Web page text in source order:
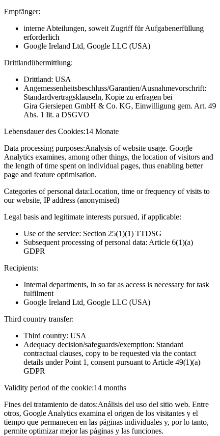
Empfänger:
interne Abteilungen, soweit Zugriff für Aufgabenerfüllung
erforderlich
Google Ireland Ltd, Google LLC (USA)
Drittlandübermittlung:
Drittland: USA
Angemessenheitsbeschluss/Garantien/Ausnahmevorschrift:
Standardvertragsklauseln, Kopie zu erfragen bei
Gira Giersiepen GmbH & Co. KG, Einwilligung gem. Art. 49
Abs. 1 lit. a DSGVO
Lebensdauer des Cookies:14 Monate
Data processing purposes:Analysis of website usage. Google
Analytics examines, among other things, the location of visitors and
the length of time spent on individual pages, thus enabling better
page and feature optimisation.
Categories of personal data:Location, time or frequency of visits to
our website, IP address (anonymised)
Legal basis and legitimate interests pursued, if applicable:
Use of the service: Section 25(1)(1) TTDSG
Subsequent processing of personal data: Article 6(1)(a)
GDPR
Recipients:
Internal departments, in so far as access is necessary for task
fulfilment
Google Ireland Ltd, Google LLC (USA)
Third country transfer:
Third country: USA
Adequacy decision/safeguards/exemption: Standard
contractual clauses, copy to be requested via the contact
details under Point 1, consent pursuant to Article 49(1)(a)
GDPR
Validity period of the cookie:14 months
Fines del tratamiento de datos:Análisis del uso del sitio web. Entre
otros, Google Analytics examina el origen de los visitantes y el
tiempo que permanecen en las páginas individuales y, por lo tanto,
permite optimizar mejor las páginas y las funciones.